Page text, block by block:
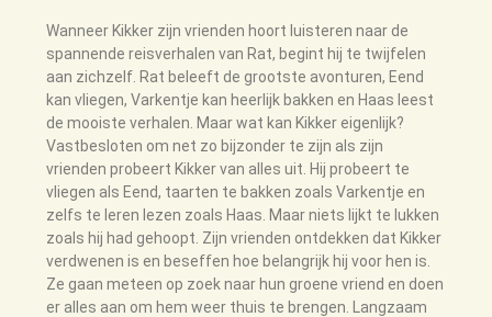
Wanneer Kikker zijn vrienden hoort luisteren naar de
spannende reisverhalen van Rat, begint hij te twijfelen
aan zichzelf. Rat beleeft de grootste avonturen, Eend
kan vliegen, Varkentje kan heerlijk bakken en Haas leest
de mooiste verhalen. Maar wat kan Kikker eigenlijk?
Vastbesloten om net zo bijzonder te zijn als zijn
vrienden probeert Kikker van alles uit. Hij probeert te
vliegen als Eend, taarten te bakken zoals Varkentje en
zelfs te leren lezen zoals Haas. Maar niets lijkt te lukken
zoals hij had gehoopt. Zijn vrienden ontdekken dat Kikker
verdwenen is en beseffen hoe belangrijk hij voor hen is.
Ze gaan meteen op zoek naar hun groene vriend en doen
er alles aan om hem weer thuis te brengen. Langzaam